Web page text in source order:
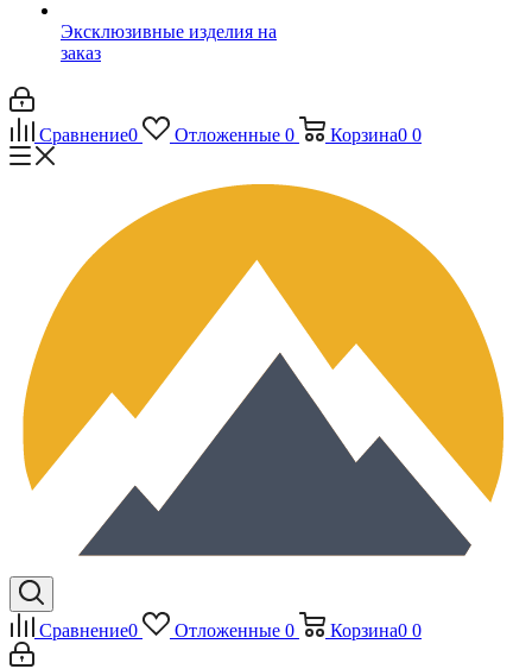
Эксклюзивные изделия на
заказ
Сравнение0 Отложенные 0 Корзина0 0
Сравнение0 Отложенные 0 Корзина0 0